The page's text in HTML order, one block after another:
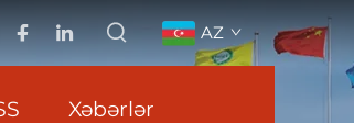
AZ
Xəbərlər